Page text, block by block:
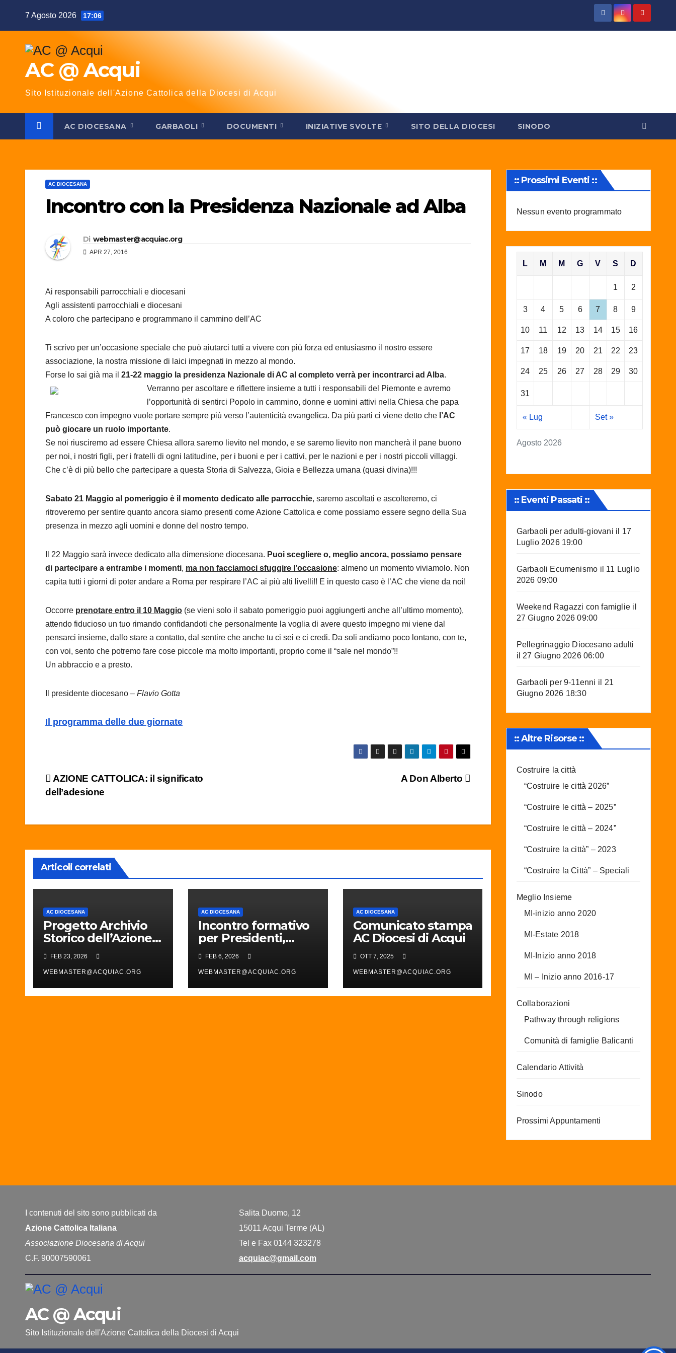
7 Agosto 2026 17:06
AC @ Acqui
Sito Istituzionale dell'Azione Cattolica della Diocesi di Acqui
AC DIOCESANA GARBAOLI DOCUMENTI INIZIATIVE SVOLTE SITO DELLA DIOCESI SINODO
AC DIOCESANA
Incontro con la Presidenza Nazionale ad Alba
Di webmaster@acquiac.org
APR 27, 2016
Ai responsabili parrocchiali e diocesani
Agli assistenti parrocchiali e diocesani
A coloro che partecipano e programmano il cammino dell’AC
Ti scrivo per un’occasione speciale che può aiutarci tutti a vivere con più forza ed entusiasmo il nostro essere
associazione, la nostra missione di laici impegnati in mezzo al mondo.
Forse lo sai già ma il 21-22 maggio la presidenza Nazionale di AC al completo verrà per incontrarci ad Alba.
Verranno per ascoltare e riflettere insieme a tutti i responsabili del Piemonte e avremo
l’opportunità di sentirci Popolo in cammino, donne e uomini attivi nella Chiesa che papa
Francesco con impegno vuole portare sempre più verso l’autenticità evangelica. Da più parti ci viene detto che l’AC
può giocare un ruolo importante.
Se noi riusciremo ad essere Chiesa allora saremo lievito nel mondo, e se saremo lievito non mancherà il pane buono
per noi, i nostri figli, per i fratelli di ogni latitudine, per i buoni e per i cattivi, per le nazioni e per i nostri piccoli villaggi.
Che c’è di più bello che partecipare a questa Storia di Salvezza, Gioia e Bellezza umana (quasi divina)!!!
Sabato 21 Maggio al pomeriggio è il momento dedicato alle parrocchie, saremo ascoltati e ascolteremo, ci
ritroveremo per sentire quanto ancora siamo presenti come Azione Cattolica e come possiamo essere segno della Sua
presenza in mezzo agli uomini e donne del nostro tempo.
Il 22 Maggio sarà invece dedicato alla dimensione diocesana. Puoi scegliere o, meglio ancora, possiamo pensare
di partecipare a entrambe i momenti, ma non facciamoci sfuggire l’occasione: almeno un momento viviamolo. Non
capita tutti i giorni di poter andare a Roma per respirare l’AC ai più alti livelli!! E in questo caso è l’AC che viene da noi!
Occorre prenotare entro il 10 Maggio (se vieni solo il sabato pomeriggio puoi aggiungerti anche all’ultimo momento),
attendo fiducioso un tuo rimando confidandoti che personalmente la voglia di avere questo impegno mi viene dal
pensarci insieme, dallo stare a contatto, dal sentire che anche tu ci sei e ci credi. Da soli andiamo poco lontano, con te,
con voi, sento che potremo fare cose piccole ma molto importanti, proprio come il “sale nel mondo”!!
Un abbraccio e a presto.
Il presidente diocesano – Flavio Gotta
Il programma delle due giornate
Navigazione
A Don Alberto
AZIONE CATTOLICA: il significato
dell’adesione
Articoli correlati
AC DIOCESANA
Progetto Archivio
Storico dell’Azione
Cattolica e del
Movimento
Cattolico in Diocesi
di Acqui
FEB 23, 2026
WEBMASTER@ACQUIAC.ORG
AC DIOCESANA
Incontro formativo
per Presidenti,
assistenti,
Responsabili
parrocchiali e
diocesani
FEB 6, 2026
WEBMASTER@ACQUIAC.ORG
AC DIOCESANA
Comunicato stampa
AC Diocesi di Acqui
OTT 7, 2025
WEBMASTER@ACQUIAC.ORG
:: Prossimi Eventi ::
Nessun evento programmato
Agosto 2026
L M M G V S D
1 2
3 4 5 6 7 8 9
10 11 12 13 14 15 16
17 18 19 20 21 22 23
24 25 26 27 28 29 30
31
« Lug Set »
:: Eventi Passati ::
Garbaoli per adulti-giovani il 17
Luglio 2026 19:00
Garbaoli Ecumenismo il 11 Luglio
2026 09:00
Weekend Ragazzi con famiglie il
27 Giugno 2026 09:00
Pellegrinaggio Diocesano adulti
il 27 Giugno 2026 06:00
Garbaoli per 9-11enni il 21
Giugno 2026 18:30
:: Altre Risorse ::
Costruire la città
“Costruire le città 2026”
“Costruire le città – 2025”
“Costruire le città – 2024”
“Costruire la città” – 2023
“Costruire la Città” – Speciali
Meglio Insieme
MI-inizio anno 2020
MI-Estate 2018
MI-Inizio anno 2018
MI – Inizio anno 2016-17
Collaborazioni
Pathway through religions
Comunità di famiglie Balicanti
Calendario Attività
Sinodo
Prossimi Appuntamenti
I contenuti del sito sono pubblicati da
Azione Cattolica Italiana
Associazione Diocesana di Acqui
C.F. 90007590061
Salita Duomo, 12
15011 Acqui Terme (AL)
Tel e Fax 0144 323278
acquiac@gmail.com
AC @ Acqui
Sito Istituzionale dell'Azione Cattolica della Diocesi di Acqui